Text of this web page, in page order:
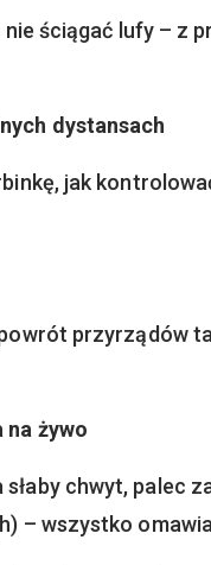
ściągać lufy – z
dystansach
jak
przyrządów
na żywo
chwyt, palec
– wszystko